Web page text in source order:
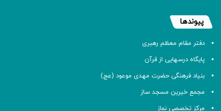
پیوندها
دفتر مقام معظم رهبری
پایگاه درسهایی از قرآن
بنیاد فرهنگی حضرت مهدی موعود (عج)
مجمع خیرین مسجد ساز
مرکز تخصصی نماز